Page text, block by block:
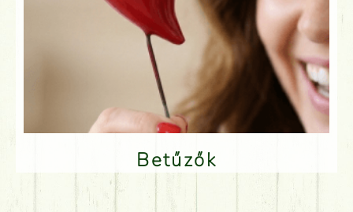
Betűzők